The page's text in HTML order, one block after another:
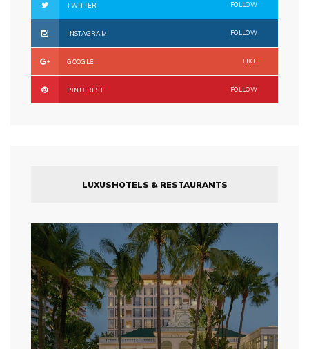
TWITTER FOLLOW
INSTAGRAM FOLLOW
GOOGLE LIKE
PINTEREST FOLLOW
LUXUSHOTELS & RESTAURANTS